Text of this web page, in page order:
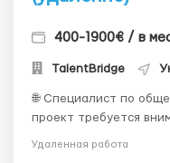
400-1900€ / в
TalentBridge
🌐 Специалист по общению
проект требуется
Удаленная работа